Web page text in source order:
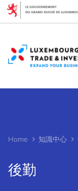
Home 知識中心
後勤
Cookies